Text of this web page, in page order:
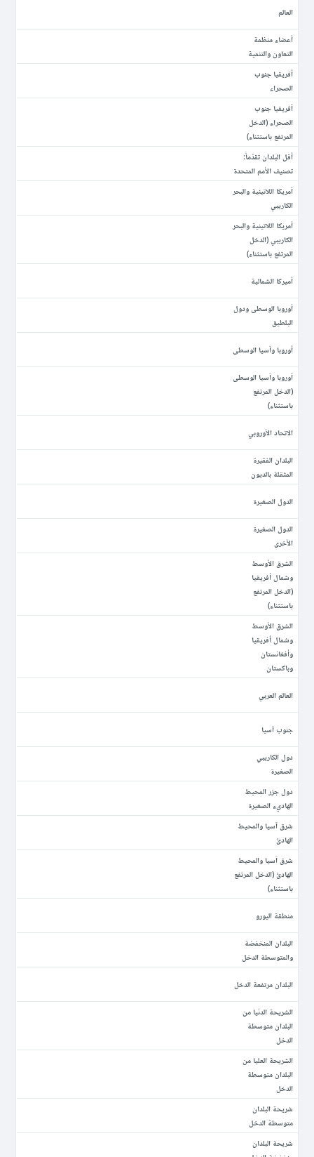
العالم
أعضاء منظمة
التعاون والتنمية
أفريقيا جنوب
الصحراء
أفريقيا جنوب
الصحراء (الدخل
المرتفع باستثناء)
أقل البلدان تقدّماً:
تصنيف الأمم المتحدة
أمريكا اللاتينية والبحر
الكاريبي
أمريكا اللاتينية والبحر
الكاريبي (الدخل
المرتفع باستثناء)
أميركا الشمالية
أوروبا الوسطى ودول
البلطيق
أوروبا وآسيا الوسطى
أوروبا وآسيا الوسطى
(الدخل المرتفع
باستثناء)
الاتحاد الأوروبي
البلدان الفقيرة
المثقلة بالديون
الدول الصغيرة
الدول الصغيرة
الأخرى
الشرق الأوسط
وشمال أفريقيا
(الدخل المرتفع
باستثناء)
الشرق الأوسط
وشمال أفريقيا
وأفغانستان
وباكستان
العالم العربي
جنوب آسيا
دول الكاريبي
الصغيرة
دول جزر المحيط
الهاديء الصغيرة
شرق آسيا والمحيط
الهادئ
شرق آسيا والمحيط
الهادئ (الدخل المرتفع
باستثناء)
منطقة اليورو
البلدان المنخفضة
والمتوسطة الدخل
البلدان مرتفعة الدخل
الشريحة الدنيا من
البلدان متوسطة
الدخل
الشريحة العليا من
البلدان متوسطة
الدخل
شريحة البلدان
متوسطة الدخل
شريحة البلدان